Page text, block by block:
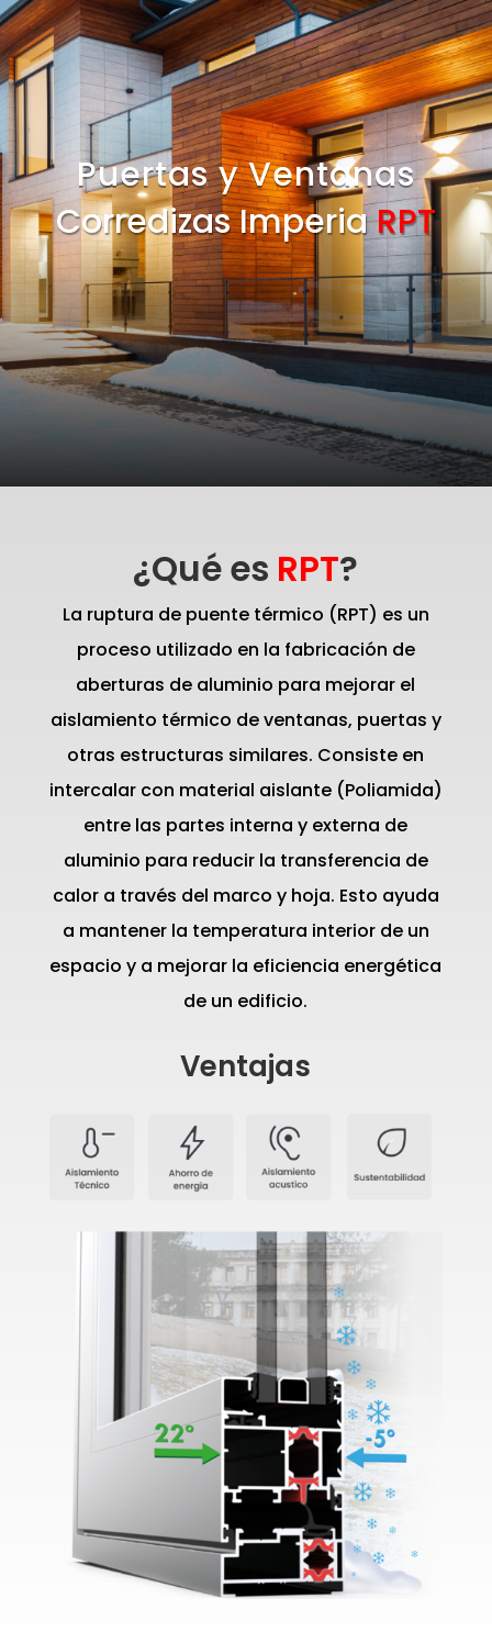
Puertas y Ventanas
Corredizas ImperiaRPT
¿Qué es RPT?
La ruptura de puente térmico (RPT) es un
proceso utilizado en la fabricación de
aberturas de aluminio para mejorar el
aislamiento térmico de ventanas, puertas y
otras estructuras similares. Consiste en
intercalar con material aislante (Poliamida)
entre las partes interna y externa de
aluminio para reducir la transferencia de
calor a través del marco y hoja. Esto ayuda
a mantener la temperatura interior de un
espacio y a mejorar la eficiencia energética
de un edificio.
Ventajas